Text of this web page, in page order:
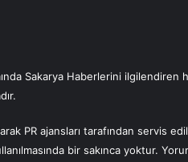
Sakarya Haberlerini ilgilendiren
PR ajansları tarafından servis
bir sakınca yoktur.